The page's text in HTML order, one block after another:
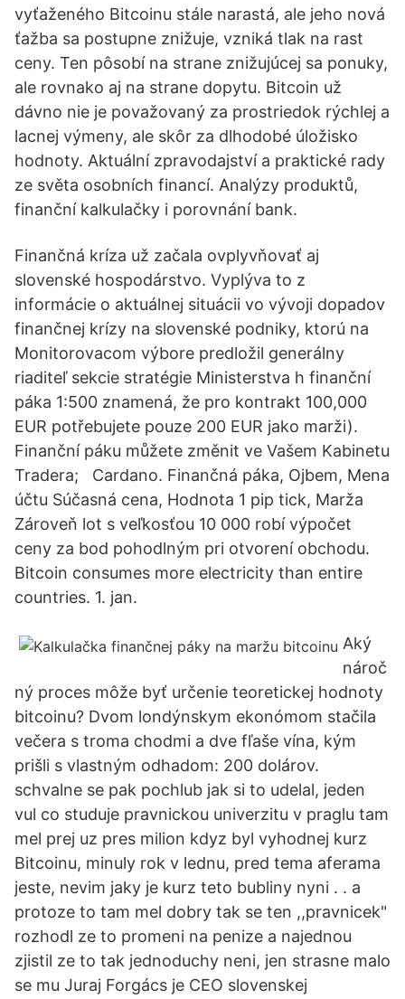
vyťaženého Bitcoinu stále narastá, ale jeho nová
ťažba sa postupne znižuje, vzniká tlak na rast
ceny. Ten pôsobí na strane znižujúcej sa ponuky,
ale rovnako aj na strane dopytu. Bitcoin už
dávno nie je považovaný za prostriedok rýchlej a
lacnej výmeny, ale skôr za dlhodobé úložisko
hodnoty. Aktuální zpravodajství a praktické rady
ze světa osobních financí. Analýzy produktů,
finanční kalkulačky i porovnání bank.
Finančná kríza už začala ovplyvňovať aj
slovenské hospodárstvo. Vyplýva to z
informácie o aktuálnej situácii vo vývoji dopadov
finančnej krízy na slovenské podniky, ktorú na
Monitorovacom výbore predložil generálny
riaditeľ sekcie stratégie Ministerstva h finanční
páka 1:500 znamená, že pro kontrakt 100,000
EUR potřebujete pouze 200 EUR jako marži).
Finanční páku můžete změnit ve Vašem Kabinetu
Tradera; Cardano. Finančná páka, Ojbem, Mena
účtu Súčasná cena, Hodnota 1 pip tick, Marža
Zároveň lot s veľkosťou 10 000 robí výpočet
ceny za bod pohodlným pri otvorení obchodu.
Bitcoin consumes more electricity than entire
countries. 1. jan.
Aký
nároč
ný proces môže byť určenie teoretickej hodnoty
bitcoinu? Dvom londýnskym ekonómom stačila
večera s troma chodmi a dve fľaše vína, kým
prišli s vlastným odhadom: 200 dolárov.
schvalne se pak pochlub jak si to udelal, jeden
vul co studuje pravnickou univerzitu v praglu tam
mel prej uz pres milion kdyz byl vyhodnej kurz
Bitcoinu, minuly rok v lednu, pred tema aferama
jeste, nevim jaky je kurz teto bubliny nyni . . a
protoze to tam mel dobry tak se ten ,,pravnicek"
rozhodl ze to promeni na penize a najednou
zjistil ze to tak jednoduchy neni, jen strasne malo
se mu Juraj Forgács je CEO slovenskej